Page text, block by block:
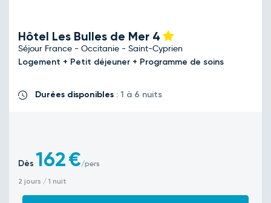
Hôtel Les Bulles de Mer 4
Séjour France - Occitanie - Saint-Cyprien
Logement + Petit déjeuner + Programme de soins
Durées disponibles : 1 à 6 nuits
Dès 162€/pers
2 jours / 1 nuit